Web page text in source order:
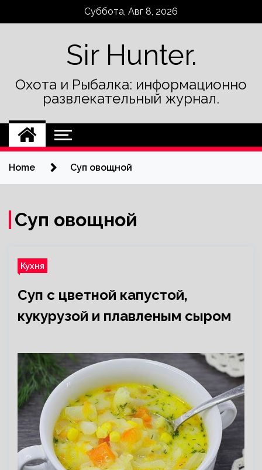
Суббота, Авг 8, 2026
Sir Hunter.
Охота и Рыбалка: информационно
развлекательный журнал.
Home Суп овощной
Суп овощной
Кухня
Суп с цветной капустой,
кукурузой и плавленым сыром